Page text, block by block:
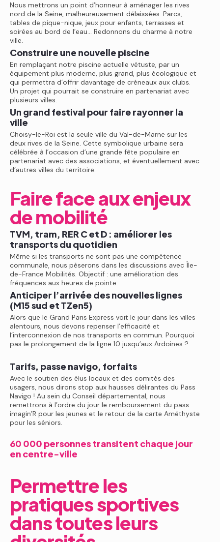
Nous mettrons un point d’honneur à aménager les rives
nord de la Seine, malheureusement délaissées. Parcs,
tables de pique-nique, jeux pour enfants, terrasses et
soirées au bord de l’eau… Redonnons du charme à notre
ville.
Construire une nouvelle piscine
En remplaçant notre piscine actuelle vétuste, par un
équipement plus moderne, plus grand, plus écologique et
qui permettra d’offrir davantage de créneaux aux clubs.
Un projet qui pourrait se construire en partenariat avec
plusieurs villes.
Un grand festival pour faire rayonner la
ville
Choisy-le-Roi est la seule ville du Val-de-Marne sur les
deux rives de la Seine. Cette symbolique urbaine sera
célébrée à l’occasion d’une grande fête populaire en
partenariat avec des associations, et éventuellement avec
d’autres villes du territoire.
Faire face aux enjeux
de mobilité
TVM, tram, RER C et D : améliorer les
transports du quotidien
Même si les transports ne sont pas une compétence
communale, nous pèserons dans les discussions avec Île-
de-France Mobilités. Objectif : une amélioration des
fréquences aux heures de pointe.
Anticiper l’arrivée des nouvelles lignes
(M15 sud et TZen5)
Alors que le Grand Paris Express voit le jour dans les villes
alentours, nous devons repenser l’efficacité et
l’interconnexion de nos transports en commun. Pourquoi
pas le prolongement de la ligne 10 jusqu’aux Ardoines ?
Tarifs, passe navigo, forfaits
Avec le soutien des élus locaux et des comités des
usagers, nous dirons stop aux hausses délirantes du Pass
Navigo ! Au sein du Conseil départemental, nous
remettrons à l’ordre du jour le remboursement du pass
imagin’R pour les jeunes et le retour de la carte Améthyste
pour les séniors.
60 000 personnes transitent chaque jour
en centre-ville
Permettre les
pratiques sportives
dans toutes leurs